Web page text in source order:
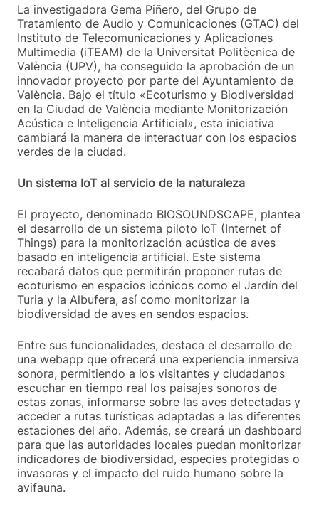
La investigadora Gema Piñero, del Grupo de
Tratamiento de Audio y Comunicaciones (GTAC) del
Instituto de Telecomunicaciones y Aplicaciones
Multimedia (iTEAM) de la Universitat Politècnica de
València (UPV), ha conseguido la aprobación de un
innovador proyecto por parte del Ayuntamiento de
València. Bajo el título «Ecoturismo y Biodiversidad
en la Ciudad de València mediante Monitorización
Acústica e Inteligencia Artificial», esta iniciativa
cambiará la manera de interactuar con los espacios
verdes de la ciudad.
Un sistema IoT al servicio de la naturaleza
El proyecto, denominado BIOSOUNDSCAPE, plantea
el desarrollo de un sistema piloto IoT (Internet of
Things) para la monitorización acústica de aves
basado en inteligencia artificial. Este sistema
recabará datos que permitirán proponer rutas de
ecoturismo en espacios icónicos como el Jardín del
Turia y la Albufera, así como monitorizar la
biodiversidad de aves en sendos espacios.
Entre sus funcionalidades, destaca el desarrollo de
una webapp que ofrecerá una experiencia inmersiva
sonora, permitiendo a los visitantes y ciudadanos
escuchar en tiempo real los paisajes sonoros de
estas zonas, informarse sobre las aves detectadas y
acceder a rutas turísticas adaptadas a las diferentes
estaciones del año. Además, se creará un dashboard
para que las autoridades locales puedan monitorizar
indicadores de biodiversidad, especies protegidas o
invasoras y el impacto del ruido humano sobre la
avifauna.